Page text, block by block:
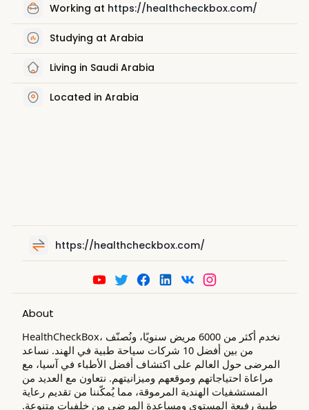
Working at https://healthcheckbox.com/
Studying at Arabia
Living in Saudi Arabia
Located in Arabia
https://healthcheckbox.com/
About
HealthCheckBox، نخدم أكثر من 6000 مريض سنويًا، ونُصنّف
من بين أفضل 10 شركات سياحة طبية في الهند. نساعد
المرضى حول العالم على اكتشاف أفضل الأطباء في آسيا، مع
مراعاة احتياجاتهم وموقعهم وميزانيتهم. نتعاون مع العديد من
المستشفيات الهندية المرموقة، مما يُمكّننا من تقديم رعاية
طبية رفيعة المستوى ومساعدة المرضى من خلفيات متنوعة.